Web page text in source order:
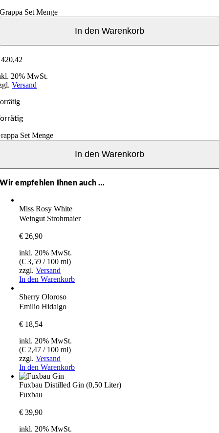
Grappa Set Menge
In den Warenkorb
20% MwSt.
Versand
Set Menge
In den Warenkorb
Wir empfehlen Ihnen auch …
Miss Rosy White
Weingut Strohmaier
€ 26,90
inkl. 20% MwSt.
(€ 3,59 / 100 ml)
zzgl.Versand
In den Warenkorb
Sherry Oloroso
Emilio Hidalgo
€ 18,54
inkl. 20% MwSt.
(€ 2,47 / 100 ml)
zzgl.Versand
In den Warenkorb
Fuxbau Distilled Gin (0,50 Liter)
Fuxbau
€ 39,90
inkl. 20% MwSt.